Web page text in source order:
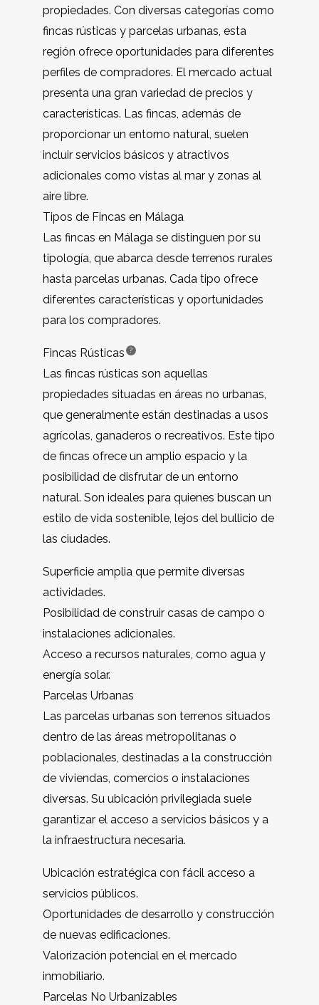
propiedades. Con diversas categorías como
fincas rústicas y parcelas urbanas, esta
región ofrece oportunidades para diferentes
perfiles de compradores. El mercado actual
presenta una gran variedad de precios y
características. Las fincas, además de
proporcionar un entorno natural, suelen
incluir servicios básicos y atractivos
adicionales como vistas al mar y zonas al
aire libre.
Tipos de Fincas en Málaga
Las fincas en Málaga se distinguen por su
tipología, que abarca desde terrenos rurales
hasta parcelas urbanas. Cada tipo ofrece
diferentes características y oportunidades
para los compradores.
Fincas Rústicas ?
Las fincas rústicas son aquellas
propiedades situadas en áreas no urbanas,
que generalmente están destinadas a usos
agrícolas, ganaderos o recreativos. Este tipo
de fincas ofrece un amplio espacio y la
posibilidad de disfrutar de un entorno
natural. Son ideales para quienes buscan un
estilo de vida sostenible, lejos del bullicio de
las ciudades.
Superficie amplia que permite diversas
actividades.
Posibilidad de construir casas de campo o
instalaciones adicionales.
Acceso a recursos naturales, como agua y
energía solar.
Parcelas Urbanas
Las parcelas urbanas son terrenos situados
dentro de las áreas metropolitanas o
poblacionales, destinadas a la construcción
de viviendas, comercios o instalaciones
diversas. Su ubicación privilegiada suele
garantizar el acceso a servicios básicos y a
la infraestructura necesaria.
Ubicación estratégica con fácil acceso a
servicios públicos.
Oportunidades de desarrollo y construcción
de nuevas edificaciones.
Valorización potencial en el mercado
inmobiliario.
Parcelas No Urbanizables